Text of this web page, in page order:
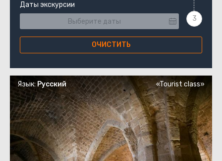
Даты экскурсии
ОЧИСТИТЬ
Язык: Русский «Tourist class»